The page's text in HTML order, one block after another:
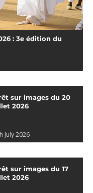
: 3e édition du
sur images du 20
2026
July 2026
sur images du 17
2026